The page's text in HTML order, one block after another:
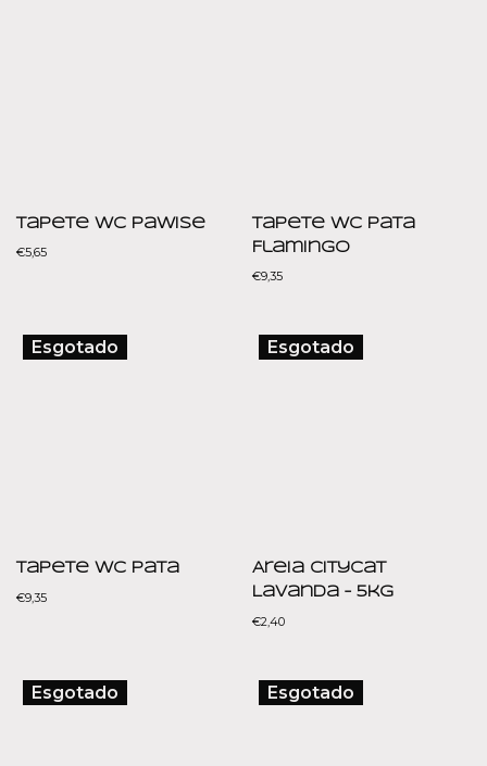
Tapete WC Pawise
€5,65
Tapete WC Pata
Flamingo
€9,35
Esgotado
Tapete WC Pata
€9,35
Esgotado
Areia CityCat
Lavanda – 5kg
€2,40
Esgotado Esgotado